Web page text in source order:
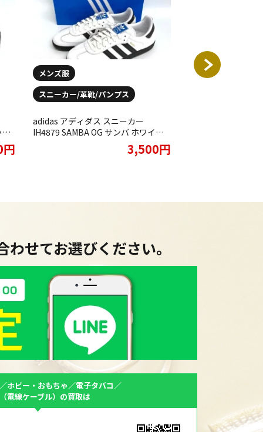
ク
メンズ服
スニーカー/革靴/パンプス
adidas アディダス スニーカー
IH4879 SAMBA OG サンバ ホワイト
をお買取りさせていただきました。
3,500円
スニーカー/革靴/
せてお選びください。
ホビー・おもちゃ／電子タバコ／
電線ケーブル）の買取は